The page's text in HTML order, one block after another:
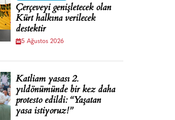
Çerçeveyi genişletecek olan
Kürt halkına verilecek
destektir
5 Ağustos 2026
Katliam yasası 2.
yıldönümünde bir kez daha
protesto edildi: “Yaşatan
yasa istiyoruz!”